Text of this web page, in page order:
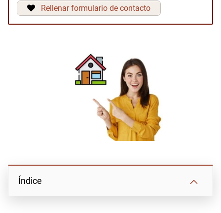
Rellenar formulario de contacto
Índice